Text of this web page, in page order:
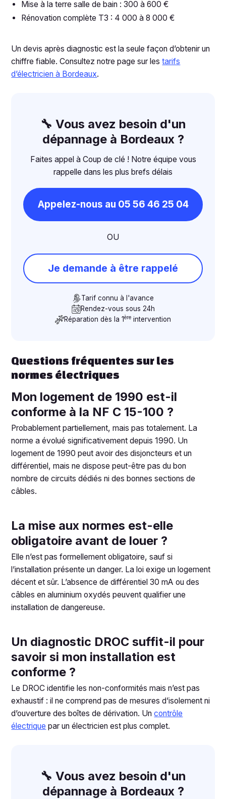
Mise à la terre salle de bain : 300 à 600 €
Rénovation complète T3 : 4 000 à 8 000 €
Un devis après diagnostic est la seule façon d’obtenir un
chiffre fiable. Consultez notre page sur lestarifs
d’électricien à Bordeaux.
🔧 Vous avez besoin d'un
dépannage à Bordeaux ?
Faites appel à Coup de clé ! Notre équipe vous
rappelle dans les plus brefs délais
Appelez-nous au 05 56 46 25 04
OU
Je demande à être rappelé
Tarif connu à l'avance
Rendez-vous sous 24h
Réparation dès la 1ère intervention
Questions fréquentes sur les
normes électriques
Mon logement de 1990 est-il
conforme à la NF C 15-100 ?
Probablement partiellement, mais pas totalement. La
norme a évolué significativement depuis 1990. Un
logement de 1990 peut avoir des disjoncteurs et un
différentiel, mais ne dispose peut-être pas du bon
nombre de circuits dédiés ni des bonnes sections de
câbles.
La mise aux normes est-elle
obligatoire avant de louer ?
Elle n’est pas formellement obligatoire, sauf si
l’installation présente un danger. La loi exige un logement
décent et sûr. L’absence de différentiel 30 mA ou des
câbles en aluminium oxydés peuvent qualifier une
installation de dangereuse.
Un diagnostic DROC suffit-il pour
savoir si mon installation est
conforme ?
Le DROC identifie les non-conformités mais n’est pas
exhaustif : il ne comprend pas de mesures d’isolement ni
d’ouverture des boîtes de dérivation. Uncontrôle
électrique par un électricien est plus complet.
🔧 Vous avez besoin d'un
dépannage à Bordeaux ?